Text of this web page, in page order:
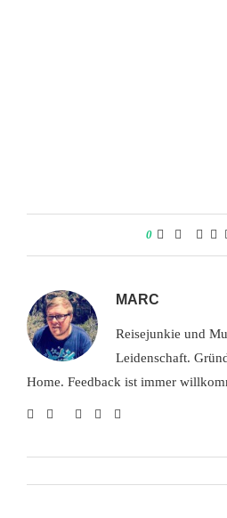
0
MARC
Reisejunkie und
Leidenschaft.
Home. Feedback ist immer